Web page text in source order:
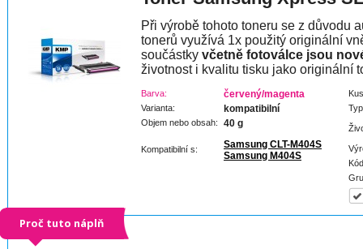
Při výrobě tohoto toneru se z důvodu
tonerů využívá 1x použitý originální
součástky včetně fotoválce jsou
životnost i kvalitu tisku jako originální
Barva: červený/magenta
Varianta: kompatibilní
Objem nebo obsah: 40 g
Kompatibilní s:
Samsung CLT-M404S
Samsung M404S
Proč tuto náplň